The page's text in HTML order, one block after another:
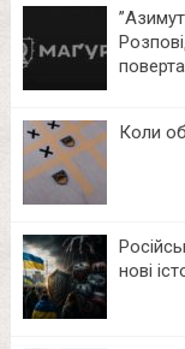
Коли
нові